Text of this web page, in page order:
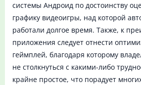
системы Андроид по достоинству
графику видеоигры, над которой
работали долгое время. Также, к
приложения следует отнести
геймплей, благодаря которому
не столкнуться с какими-либо
крайне простое, что порадует